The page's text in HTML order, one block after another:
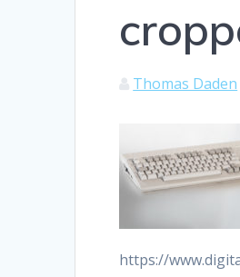
Thomas Daden
https://